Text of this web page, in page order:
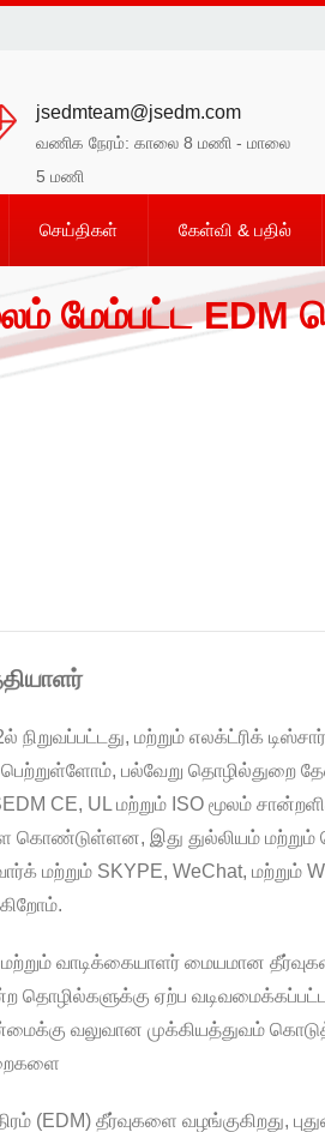
jsedmteam@jsedm.com
வணிக நேரம்: காலை 8 மணி - மாலை
5 மணி
செய்திகள் கேள்வி & பதில்
மேம்பட்ட EDM
மற்றும் எலக்ட்ரிக்
பெற்றுள்ளோம், பல்வேறு தொழில்துறை
CE, UL மற்றும் ISO மூலம்
கொண்டுள்ளன, இது துல்லியம்
மற்றும் SKYPE, WeChat, மற்றும்
வாடிக்கையாளர் மையமான
தொழில்களுக்கு ஏற்ப
வலுவான முக்கியத்துவம்
(EDM) தீர்வுகளை வழங்குகிறது,